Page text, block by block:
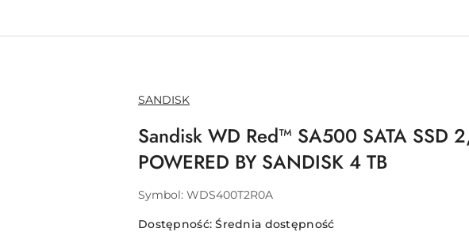
NAZWA
PRODUCENTA:
SANDISK
Sandisk WD Red™ SA500 SATA SSD
POWERED BY SANDISK 4 TB
Symbol: WDS400T2R0A
Dostępność:Średnia dostępność